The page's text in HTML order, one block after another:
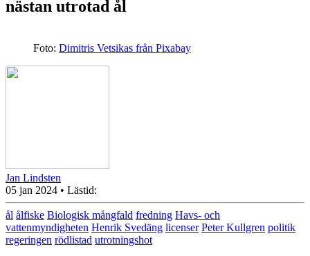
nästan utrotad ål
Foto: Dimitris Vetsikas från Pixabay
Jan Lindsten
05 jan 2024 • Lästid:
ål ålfiske Biologisk mångfald fredning Havs- och
vattenmyndigheten Henrik Svedäng licenser Peter Kullgren politik
regeringen rödlistad utrotningshot